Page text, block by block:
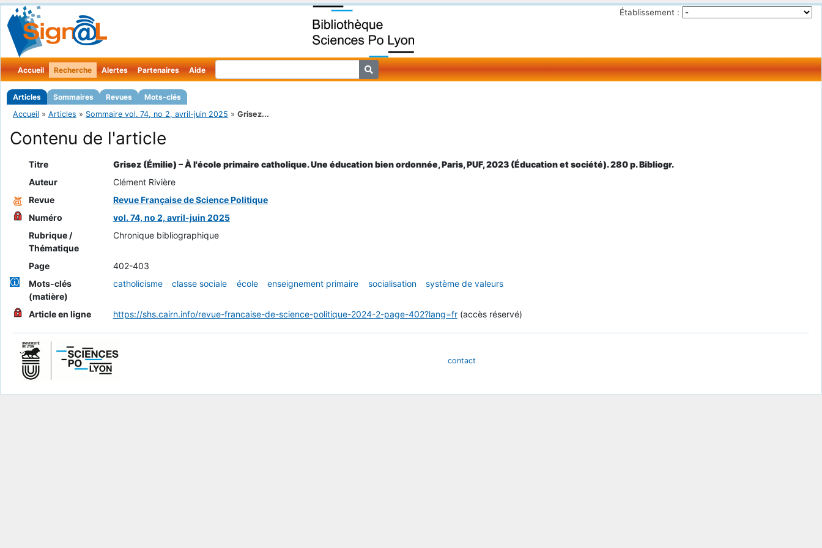
Établissement :
Accueil Recherche
Articles Sommaires Revues Mots-clés
Alertes Partenaires Aide
Accueil » Articles » Sommaire vol. 74, no 2, avril-juin 2025 » Grisez...
Contenu de l'article
Titre
Grisez (Émilie) – À l'école primaire catholique. Une éducation bien ordonnée, Paris, PUF, 2023 (Éducation et société). 280 p. Bibliogr.
Auteur
Clément Rivière
Revue
Revue Française de Science Politique
Numéro
vol. 74, no 2, avril-juin 2025
Rubrique /
Thématique
Chronique bibliographique
Page
402-403
Mots-clés
(matière)
catholicisme classe sociale école enseignement primaire socialisation système de valeurs
Article en ligne https://shs.cairn.info/revue-francaise-de-science-politique-2024-2-page-402?lang=fr(accès réservé)
contact